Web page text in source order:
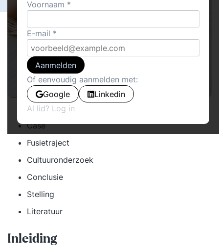
Inleiding
Case
Fusietraject
Cultuuronderzoek
Conclusie
Stelling
Literatuur
Inleiding
Voornaam
E-mail
Aanmelden
Of eenvoudig aanmelden met:
Google
Linkedin
Al lid? Log in